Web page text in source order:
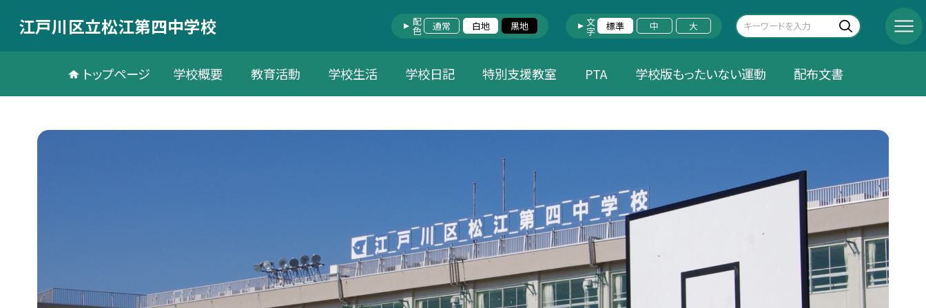
江戸川区立松江第四中学校 配色 通常 白地 黒地 文字 標準 中 大
トップページ 学校概要 教育活動 学校生活 学校日記 特別支援教室 PTA 学校版もったいない運動 配布文書